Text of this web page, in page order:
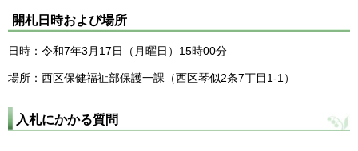
開札日時および場所
日時：令和7年3月17日（月曜日）15時00分
場所：西区保健福祉部保護一課（西区琴似2条7丁目1-1）
入札にかかる質問